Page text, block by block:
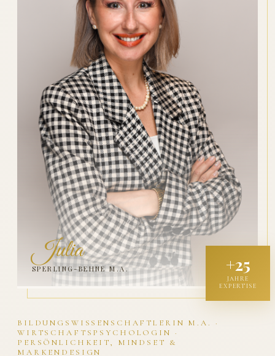
BILDUNGSWISSENSCHAFTLERIN M.A. ·
WIRTSCHAFTSPSYCHOLOGIN ·
PERSÖNLICHKEIT, MINDSET &
MARKENDESIGN
Julia
SPERLING-BEHNE M.A. +25
JAHRE
EXPERTISE